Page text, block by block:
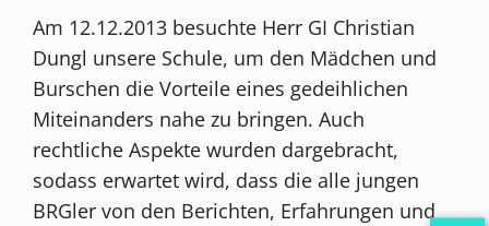
Am 12.12.2013 besuchte Herr GI Christian
Dungl unsere Schule, um den Mädchen und
Burschen die Vorteile eines gedeihlichen
Miteinanders nahe zu bringen. Auch
rechtliche Aspekte wurden dargebracht,
sodass erwartet wird, dass die alle jungen
BRGler von den Berichten, Erfahrungen und